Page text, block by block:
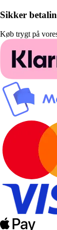
Sikker
Køb trygt på